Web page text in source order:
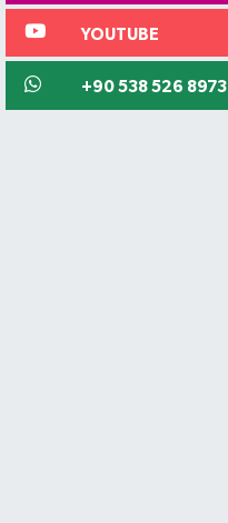
YOUTUBE
+90 538 526 8973